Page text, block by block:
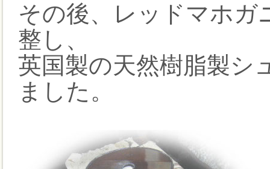
その後、レッドマホガ
整し、
英国製の天然樹脂製シ
ました。